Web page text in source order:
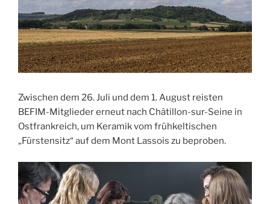
Zwischen dem 26. Juli und dem 1. August reisten
BEFIM-Mitglieder erneut nach Châtillon-sur-Seine in
Ostfrankreich, um Keramik vom frühkeltischen
„Fürstensitz“ auf dem Mont Lassois zu beproben.